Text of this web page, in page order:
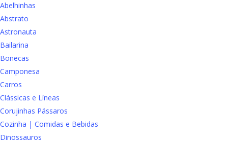
Abelhinhas
Abstrato
Astronauta
Bailarina
Bonecas
Camponesa
Carros
Clássicas e Líneas
Corujinhas Pássaros
Cozinha | Comidas e Bebidas
Dinossauros